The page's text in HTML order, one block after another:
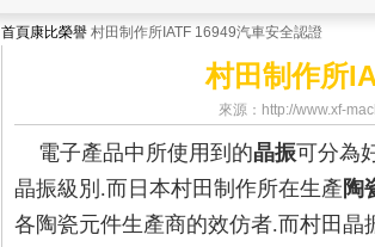
首頁康比榮譽 村田制作所IATF 16949汽車安全認證
村田制作所
來源：http://www.xf-
電子產品中所使用到的晶振可分為
晶振級別.而日本村田制作所在生產 陶
各陶瓷元件生產商的效仿者.而村田